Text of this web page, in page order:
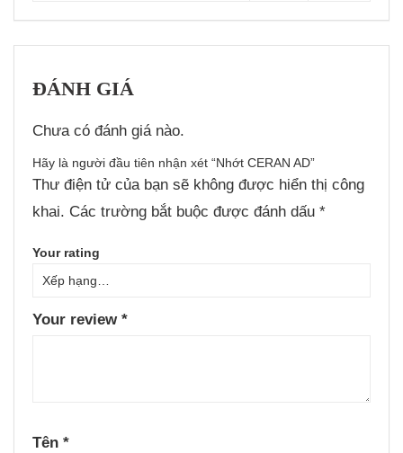
ĐÁNH GIÁ
Chưa có đánh giá nào.
Hãy là người đầu tiên nhận xét “Nhớt CERAN AD”
Thư điện tử của bạn sẽ không được hiển thị công
khai. Các trường bắt buộc được đánh dấu *
Your rating
Your review *
Tên *